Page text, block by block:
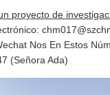
proyecto de
Nos En Estos
(Señora Ada)